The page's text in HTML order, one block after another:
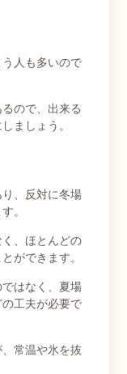
人も多いので
ので、出来る
ましょう。
、反対に冬場
。
、ほとんどの
ができます。
はなく、夏場
工夫が必要で
常温や氷を抜